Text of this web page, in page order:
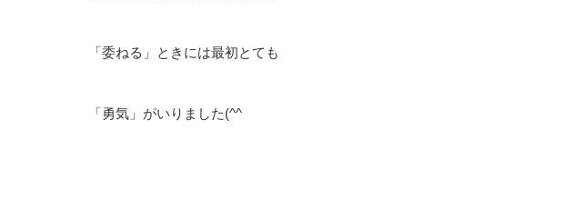
「委ねる」ときには最初とても
「勇気」がいりました(^^ゞ